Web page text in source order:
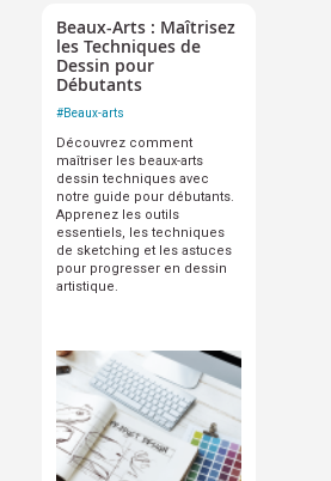
Beaux-Arts : Maîtrisez
les Techniques de
Dessin pour
Débutants
#Beaux-arts
Découvrez comment
maîtriser les beaux-arts
dessin techniques avec
notre guide pour débutants.
Apprenez les outils
essentiels, les techniques
de sketching et les astuces
pour progresser en dessin
artistique.